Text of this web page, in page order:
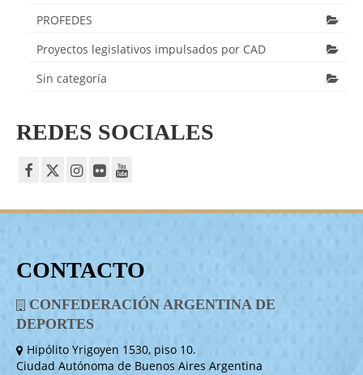
PROFEDES
Proyectos legislativos impulsados por CAD
Sin categoría
REDES SOCIALES
CONTACTO
CONFEDERACIÓN ARGENTINA DE
DEPORTES
Hipólito Yrigoyen 1530, piso 10.
Ciudad Autónoma de Buenos Aires Argentina